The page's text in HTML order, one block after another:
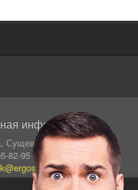
информация
Сущевский Вал 64
82-95 (кругл.)